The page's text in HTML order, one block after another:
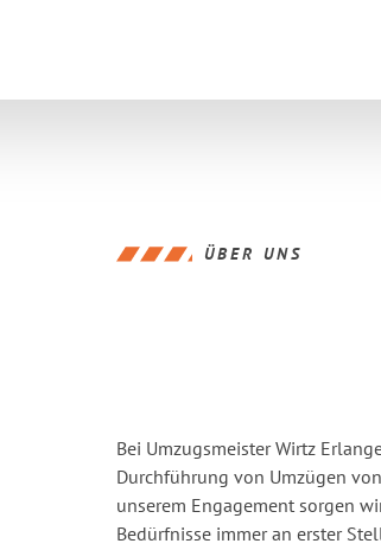
ÜBER UNS
Bei Umzugsmeister Wirtz
Durchführung von Umzügen
unserem Engagement sorgen
Bedürfnisse immer an erster